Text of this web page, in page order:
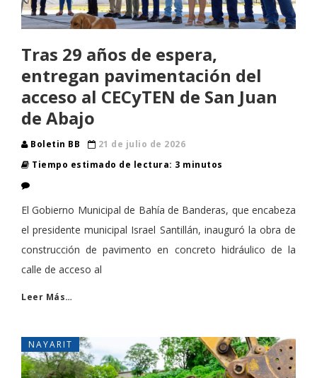
Tras 29 años de espera,
entregan pavimentación del
acceso al CECyTEN de San Juan
de Abajo
Boletin BB
21 de julio de 2026
Tiempo estimado de lectura: 3 minutos
El Gobierno Municipal de Bahía de Banderas, que encabeza
el presidente municipal Israel Santillán, inauguró la obra de
construcción de pavimento en concreto hidráulico de la
calle de acceso al
Leer Más…
NAYARIT